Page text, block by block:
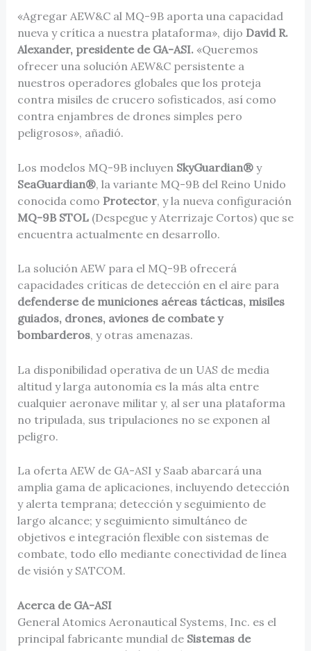
«Agregar AEW&C al MQ-9B aporta una capacidad
nueva y crítica a nuestra plataforma», dijo David R.
Alexander, presidente de GA-ASI.«Queremos
ofrecer una solución AEW&C persistente a
nuestros operadores globales que los proteja
contra misiles de crucero sofisticados, así como
contra enjambres de drones simples pero
peligrosos», añadió.
Los modelos MQ-9B incluyen SkyGuardian®y
SeaGuardian®, la variante MQ-9B del Reino Unido
conocida como Protector, y la nueva configuración
MQ-9B STOL(Despegue y Aterrizaje Cortos) que se
encuentra actualmente en desarrollo.
La solución AEW para el MQ-9B ofrecerá
capacidades críticas de detección en el aire para
defenderse de municiones aéreas tácticas, misiles
guiados, drones, aviones de combate y
bombarderos, y otras amenazas.
La disponibilidad operativa de un UAS de media
altitud y larga autonomía es la más alta entre
cualquier aeronave militar y, al ser una plataforma
no tripulada, sus tripulaciones no se exponen al
peligro.
La oferta AEW de GA-ASI y Saab abarcará una
amplia gama de aplicaciones, incluyendo detección
y alerta temprana; detección y seguimiento de
largo alcance; y seguimiento simultáneo de
objetivos e integración flexible con sistemas de
combate, todo ello mediante conectividad de línea
de visión y SATCOM.
Acerca de GA-ASI
General Atomics Aeronautical Systems, Inc. es el
principal fabricante mundial de Sistemas de